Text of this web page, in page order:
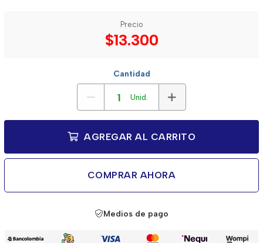
Precio
$13.300
Cantidad
Unid.
AGREGAR AL CARRITO
COMPRAR AHORA
Medios de pago